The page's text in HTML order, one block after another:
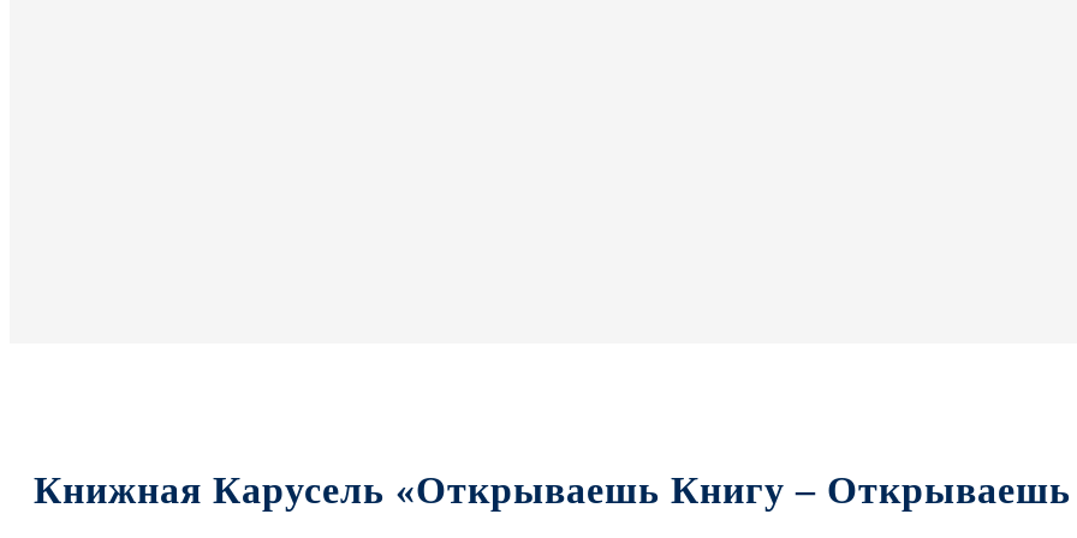
Книжная Карусель «Открываешь Книгу –